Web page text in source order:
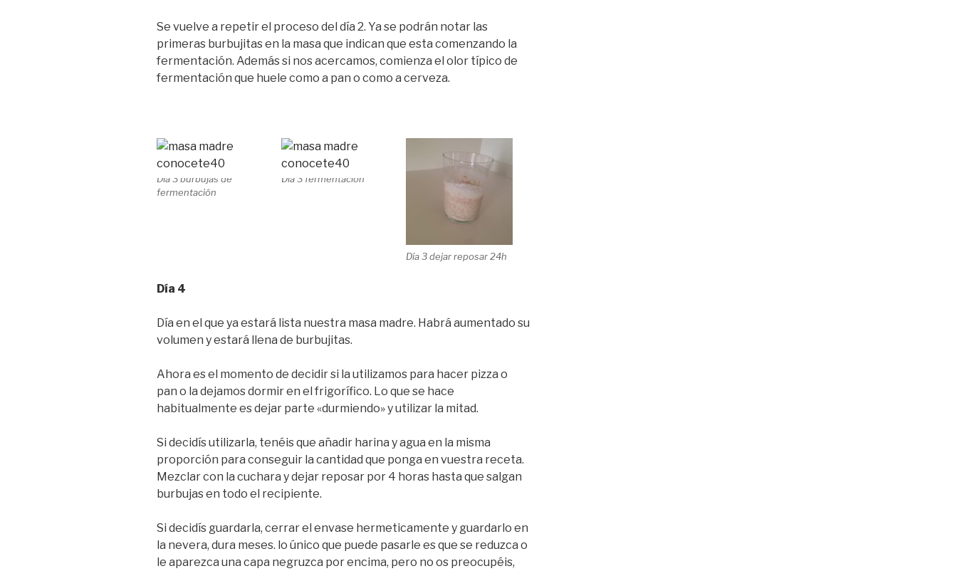
Se vuelve a repetir el proceso del día 2. Ya se podrán notar las
primeras burbujitas en la masa que indican que esta comenzando la
fermentación. Además si nos acercamos, comienza el olor típico de
fermentación que huele como a pan o como a cerveza.
Día 3 burbujas de
fermentación
Día 3 fermentación
Día 3 dejar reposar 24h
Día 4
Día en el que ya estará lista nuestra masa madre. Habrá aumentado su
volumen y estará llena de burbujitas.
Ahora es el momento de decidir si la utilizamos para hacer pizza o
pan o la dejamos dormir en el frigorífico. Lo que se hace
habitualmente es dejar parte «durmiendo» y utilizar la mitad.
Si decidís utilizarla, tenéis que añadir harina y agua en la misma
proporción para conseguir la cantidad que ponga en vuestra receta.
Mezclar con la cuchara y dejar reposar por 4 horas hasta que salgan
burbujas en todo el recipiente.
Si decidís guardarla, cerrar el envase hermeticamente y guardarlo en
la nevera, dura meses. lo único que puede pasarle es que se reduzca o
le aparezca una capa negruzca por encima, pero no os preocupéis,